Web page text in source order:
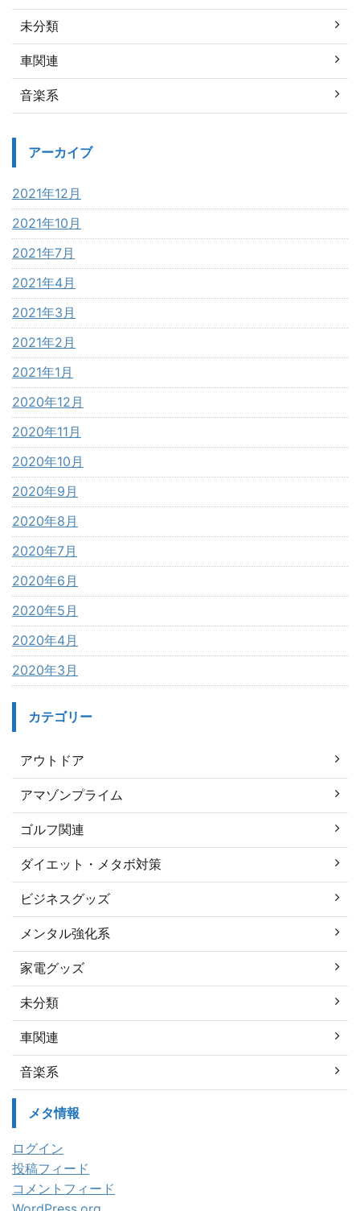
未分類
車関連
音楽系
アーカイブ
2021年12月
2021年10月
2021年7月
2021年4月
2021年3月
2021年2月
2021年1月
2020年12月
2020年11月
2020年10月
2020年9月
2020年8月
2020年7月
2020年6月
2020年5月
2020年4月
2020年3月
カテゴリー
アウトドア
アマゾンプライム
ゴルフ関連
ダイエット・メタボ対策
ビジネスグッズ
メンタル強化系
家電グッズ
未分類
車関連
音楽系
メタ情報
ログイン
投稿フィード
コメントフィード